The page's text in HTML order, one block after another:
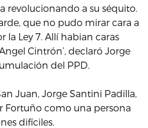
revolucionando a su séquito.
que no pudo mirar cara a
la Ley 7. Allí habian caras
Cintrón’, declaró Jorge
del PPD.
Juan, Jorge Santini Padilla,
Fortuño como una persona
difíciles.